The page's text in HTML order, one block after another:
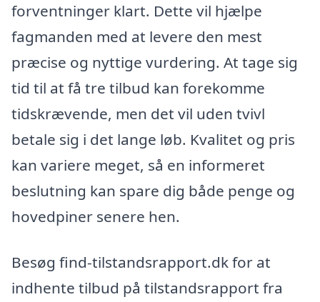
forventninger klart. Dette vil hjælpe
fagmanden med at levere den mest
præcise og nyttige vurdering. At tage sig
tid til at få tre tilbud kan forekomme
tidskrævende, men det vil uden tvivl
betale sig i det lange løb. Kvalitet og pris
kan variere meget, så en informeret
beslutning kan spare dig både penge og
hovedpiner senere hen.
Besøg find-tilstandsrapport.dk for at
indhente tilbud på tilstandsrapport fra